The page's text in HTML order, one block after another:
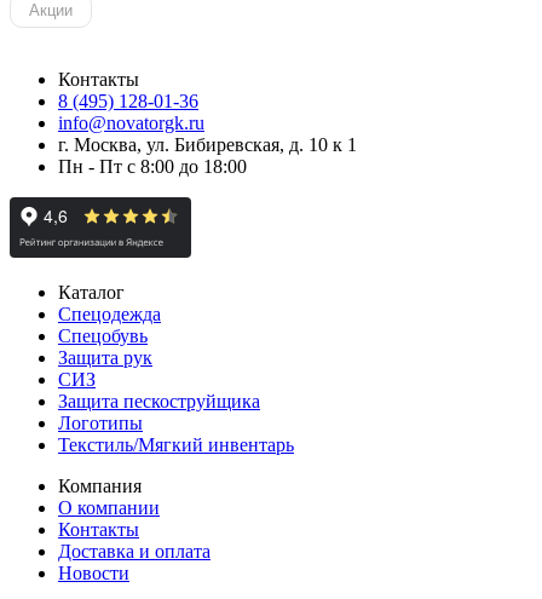
Акции
Контакты
8 (495) 128-01-36
info@novatorgk.ru
г. Москва, ул. Бибиревская, д. 10 к 1
Пн - Пт с 8:00 до 18:00
Каталог
Спецодежда
Спецобувь
Защита рук
СИЗ
Защита пескоструйщика
Логотипы
Текстиль/Мягкий инвентарь
Компания
О компании
Контакты
Доставка и оплата
Новости